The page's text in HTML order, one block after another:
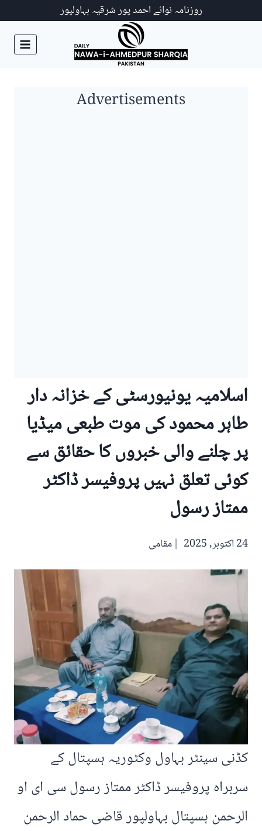
روزنامہ نوائے احمد پور شرقیہ بہاولپور
Advertisements
اسلامیہ یونیورسٹی کے خزانہ دار
طاہر محمود کی موت طبعی میڈیا
پر چلنے والی خبروں کا حقائق سے
کوئی تعلق نہیں پروفیسر ڈاکٹر
ممتاز رسول
24 اکتوبر, 2025 مقامی
کڈنی سینٹر بہاول وکٹوریہ ہسپتال کے
سربراہ پروفیسر ڈاکٹر ممتاز رسول سی ای او
الرحمن ہسپتال بہاولپور قاضی حماد الرحمن